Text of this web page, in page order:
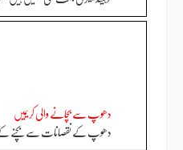
دھوپ سے بچانے والی کریمیں
دھوپ کے نقصانات سے بچنے کے